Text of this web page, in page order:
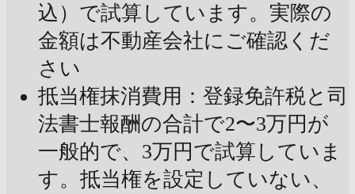
込）で試算しています。実際の
金額は不動産会社にご確認くだ
さい
抵当権抹消費用：登録免許税と司
法書士報酬の合計で2〜3万円が
一般的で、3万円で試算していま
す。抵当権を設定していない、